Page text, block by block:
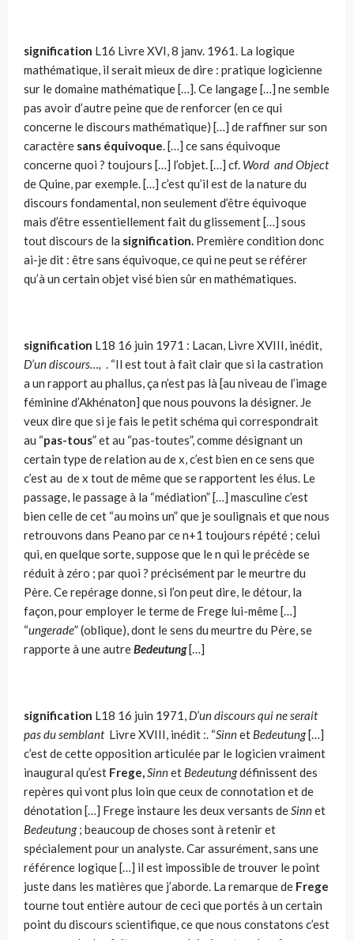
signification L16 Livre XVI, 8 janv. 1961. La logique
mathématique, il serait mieux de dire : pratique logicienne
sur le domaine mathématique […]. Ce langage […] ne semble
pas avoir d’autre peine que de renforcer (en ce qui
concerne le discours mathéma­tique) […] de raffiner sur son
caractère sans équivoque. […] ce sans équivoque
concerne quoi ? toujours […] l’objet. […] cf. Word and Object
de Quine, par exemple. […] c’est qu’il est de la nature du
discours fon­damental, non seulement d’être équivoque
mais d’être essentiellement fait du glissement […] sous
tout discours de la signification. Première condition donc
ai-je dit : être sans équivoque, ce qui ne peut se référer
qu’à un certain objet visé bien sûr en mathématiques.
signification L18 16 juin 1971 : Lacan, Livre XVIII, inédit,
D’un discours…, . “Il est tout à fait clair que si la castration
a un rapport au phallus, ça n’est pas là [au niveau de l’image
féminine d’Akhénaton] que nous pouvons la désigner. Je
veux dire que si je fais le petit schéma qui correspondrait
au “pas-tous” et au “pas-toutes”, comme désignant un
certain type de rela­tion au de x, c’est bien en ce sens que
c’est au de x tout de même que se rapportent les élus. Le
passage, le passage à la “médiation” […] masculine c’est
bien celle de cet “au moins un” que je soulignais et que nous
retrouvons dans Peano par ce n+1 toujours répété ; celui
qui, en quelque sorte, suppose que le n qui le précède se
réduit à zéro ; par quoi ? précisément par le meurtre du
Père. Ce repérage donne, si l’on peut dire, le détour, la
façon, pour employer le terme de Frege lui-même […]
“ungerade” (oblique), dont le sens du meurtre du Père, se
rapporte à une autreBedeutung […]
signification L18 16 juin 1971, D’un discours qui ne serait
pas du semblant Livre XVIII, inédit :. “Sinnet Bedeutung[…]
c’est de cette opposition articulée par le logicien vraiment
inaugural qu’est Frege,Sinnet Bedeutungdéfinissent des
repè­res qui vont plus loin que ceux de connotation et de
dénotation […] Frege instaure les deux versants deSinnet
Bedeutung; beaucoup de choses sont à retenir et
spécialement pour un analyste. Car assurément, sans une
référence logique […] il est impossible de trouver le point
juste dans les matières que j’aborde. La remarque de Frege
tourne tout entière autour de ceci que portés à un certain
point du discours scientifique, ce que nous constatons c’est